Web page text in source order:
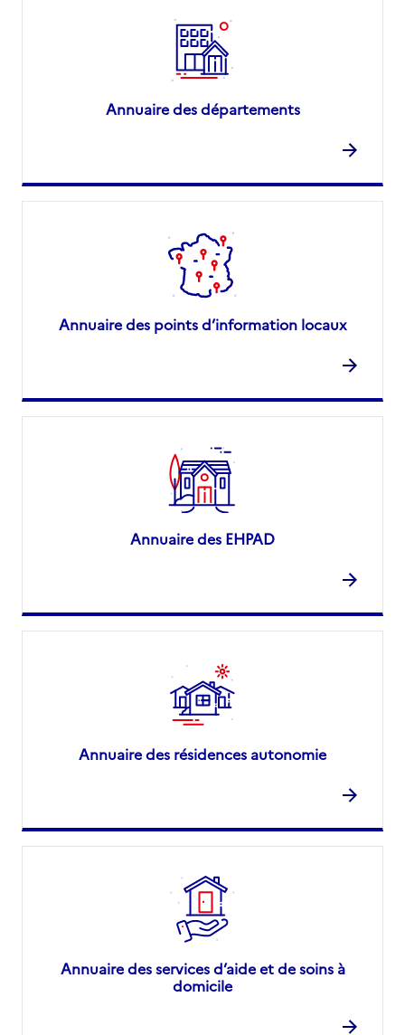
Annuaire des départements
Annuaire des points d’information locaux
Annuaire des EHPAD
Annuaire des résidences autonomie
Annuaire des services d’aide et de soins à
domicile